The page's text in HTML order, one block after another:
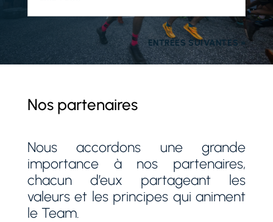
ENTRÉES SUIVANTES »
Nos partenaires
Nous accordons une grande
importance à nos partenaires,
chacun d’eux partageant les
valeurs et les principes qui animent
le Team.